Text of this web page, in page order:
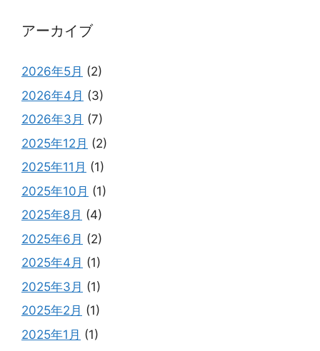
アーカイブ
2026年5月 (2)
2026年4月 (3)
2026年3月 (7)
2025年12月 (2)
2025年11月 (1)
2025年10月 (1)
2025年8月 (4)
2025年6月 (2)
2025年4月 (1)
2025年3月 (1)
2025年2月 (1)
2025年1月 (1)